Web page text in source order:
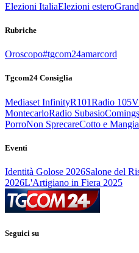
Elezioni ItaliaElezioni estero
Rubriche
Oroscopo#tgcom24amarcord
Tgcom24 Consiglia
Mediaset InfinityR101Radio 105
MontecarloRadio Subasio
PorroNon SprecareCotto e
Eventi
Identità Golose 2026Salone del
2026L'Artigiano in Fiera 2025
Seguici su